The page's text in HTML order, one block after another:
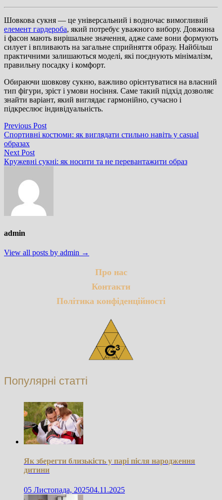
Шовкова сукня — це універсальний і водночас вимогливий
елемент гардероба, який потребує уважного вибору. Довжина
і фасон мають вирішальне значення, адже саме вони формують
силует і впливають на загальне сприйняття образу. Найбільш
практичними залишаються моделі, які поєднують мінімалізм,
правильну посадку і комфорт.
Обираючи шовкову сукню, важливо орієнтуватися на власний
тип фігури, зріст і умови носіння. Саме такий підхід дозволяє
знайти варіант, який виглядає гармонійно, сучасно і
підкреслює індивідуальність.
Навігація
записів
Previous PostPrevious
post:
Спортивні костюми: як виглядати стильно навіть у casual
образах
Next PostNext
post:
Кружевні сукні: як носити та не перевантажити образ
admin
View all posts by admin →
Про нас
Контакти
Політика конфіденційності
Популярні статті
Як зберегти близькість у парі після народження
дитини
05 Листопада, 202504.11.2025